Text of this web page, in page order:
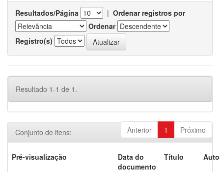
Resultados/Página | Ordenar registros por
Ordenar
Registro(s)
Resultado 1-1 de 1.
Anterior 1 Próximo
Conjunto de itens:
Pré-visualização
Data do
documento
Título